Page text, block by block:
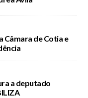
Câmara de Cotia e
a deputado